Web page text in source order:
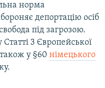
норма
депортацію осіб
під загрозою.
3 Європейської
у §60 німецького